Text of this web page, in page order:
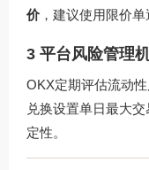
价 ，建议使用限价单
3 平台风险管理
OKX定期评估流动
兑换设置单日最大
定性。